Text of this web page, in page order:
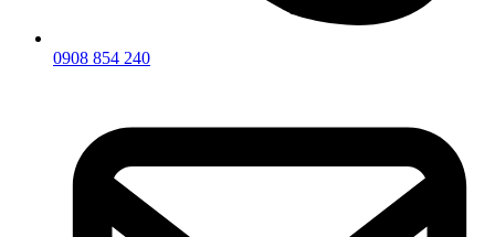
0908 854 240